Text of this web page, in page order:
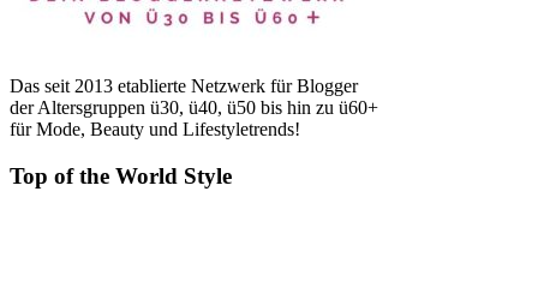
Das seit 2013 etablierte Netzwerk für Blogger
der Altersgruppen ü30, ü40, ü50 bis hin zu ü60+
für Mode, Beauty und Lifestyletrends!
Top of the World Style